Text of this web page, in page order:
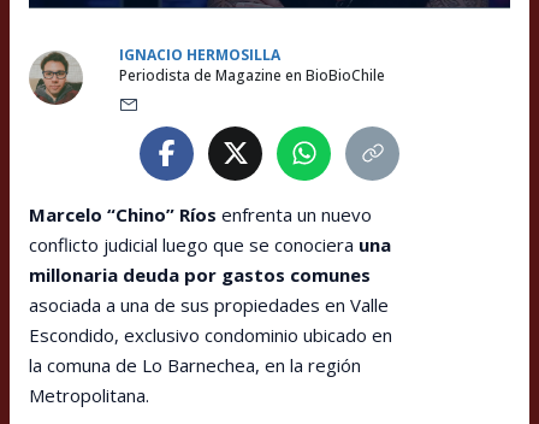
IGNACIO HERMOSILLA
Periodista de Magazine en BioBioChile
Marcelo “Chino” Ríos enfrenta un nuevo
conflicto judicial luego que se conociera una
millonaria deuda por gastos comunes
asociada a una de sus propiedades en Valle
Escondido, exclusivo condominio ubicado en
la comuna de Lo Barnechea, en la región
Metropolitana.